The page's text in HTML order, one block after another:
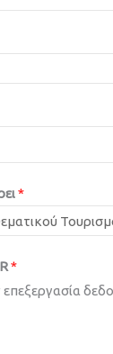
*
*
επεξεργασία